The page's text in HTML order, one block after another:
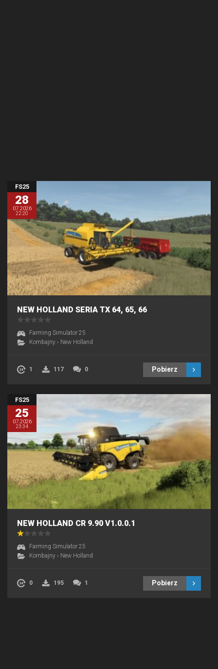
FS25
28
07.2026
22:20
NEW HOLLAND SERIA TX 64, 65, 66
Farming Simulator 25
Kombajny › New Holland
1 117 0 Pobierz
FS25
25
07.2026
23:34
NEW HOLLAND CR 9.90 V1.0.0.1
Farming Simulator 25
Kombajny › New Holland
0 195 1 Pobierz